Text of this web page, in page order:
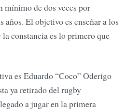
mínimo de dos veces por
años. El objetivo es enseñar a los
constancia es lo primero que
es Eduardo “Coco” Oderigo
ya retirado del rugby
a jugar en la primera